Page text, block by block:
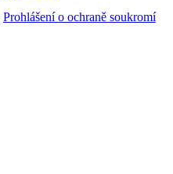
Prohlášení o ochraně soukromí